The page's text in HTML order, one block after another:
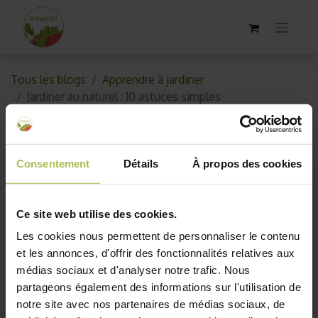
Consentement Détails À propos des cookies
Ce site web utilise des cookies.
Les cookies nous permettent de personnaliser le contenu
et les annonces, d'offrir des fonctionnalités relatives aux
médias sociaux et d'analyser notre trafic. Nous
partageons également des informations sur l'utilisation de
notre site avec nos partenaires de médias sociaux, de
Tous les blogs
Apprendre à jardiner
Jardiner au naturel : 10 astuces simples
Jardiner au naturel : 10 astuces
simples